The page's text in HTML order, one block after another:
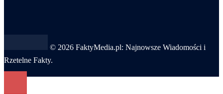
© 2026 FaktyMedia.pl: Najnowsze Wiadomości i
Rzetelne Fakty.